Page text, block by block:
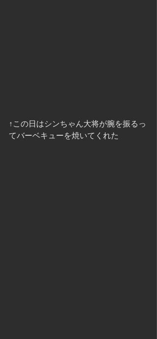
↑この日はシンちゃん大将が腕を振るっ
てバーベキューを焼いてくれた